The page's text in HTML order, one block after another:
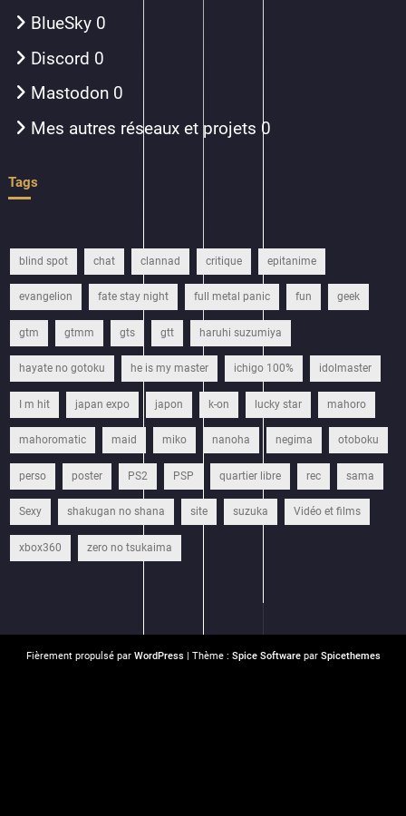
BlueSky 0
Discord 0
Mastodon 0
Mes autres réseaux et projets 0
Tags
blind spot chat clannad critique epitanime
evangelion fate stay night full metal panic fun geek
gtm gtmm gts gtt haruhi suzumiya
hayate no gotoku he is my master ichigo 100% idolmaster
I m hit japan expo japon k-on lucky star mahoro
mahoromatic maid miko nanoha negima otoboku
perso poster PS2 PSP quartier libre rec sama
Sexy shakugan no shana site suzuka Vidéo et films
xbox360 zero no tsukaima
Fièrement propulsé par WordPress| Thème : Spice Softwarepar Spicethemes